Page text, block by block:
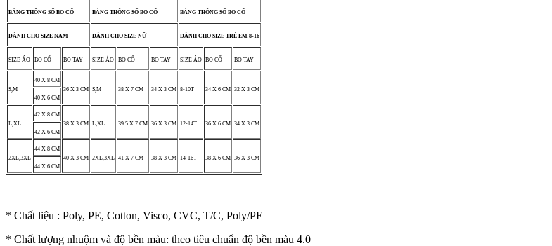
BẢNG THÔNG SỐ BO CỔ BẢNG THÔNG SỐ BO CỔ BẢNG THÔNG SỐ BO CỔ
DÀNH CHO SIZE NAM DÀNH CHO SIZE NỮ DÀNH CHO SIZE TRẺ EM 8-16
SIZE ÁO BO CỔ BO TAY SIZE ÁO BO CỔ BO TAY SIZE ÁO BO CỔ BO TAY
S,M
40 X 8 CM
36 X 3 CM S,M 38 X 7 CM 34 X 3 CM 8-10T 34 X 6 CM 32 X 3 CM
40 X 6 CM
L,XL
42 X 8 CM
38 X 3 CM L,XL 39.5 X 7 CM 36 X 3 CM 12-14T 36 X 6 CM 34 X 3 CM
42 X 6 CM
2XL,3XL
44 X 8 CM
40 X 3 CM 2XL,3XL 41 X 7 CM 38 X 3 CM 14-16T 38 X 6 CM 36 X 3 CM
44 X 6 CM
* Chất liệu : Poly, PE, Cotton, Visco, CVC, T/C, Poly/PE
* Chất lượng nhuộm và độ bền màu: theo tiêu chuẩn độ bền màu 4.0